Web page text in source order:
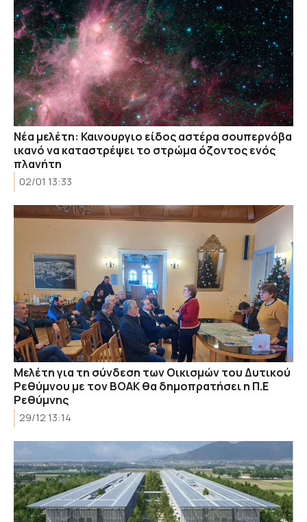
Νέα μελέτη: Καινουργιο είδος αστέρα σουπερνόβα
ικανό να καταστρέψει το στρώμα όζοντος ενός
πλανήτη
02/01 13:33
Μελέτη για τη σύνδεση των Οικισμών του Δυτικού
Ρεθύμνου με τον ΒΟΑΚ θα δημοπρατήσει η Π.Ε
Ρεθύμνης
29/12 13:14